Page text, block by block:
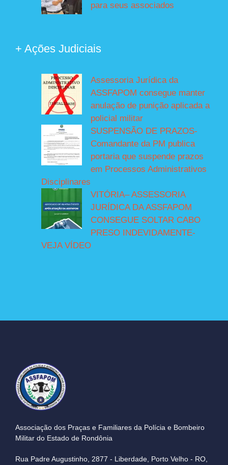
para seus associados
+ Ações Judiciais
Assessoria Jurídica da
ASSFAPOM consegue manter
anulação de punição aplicada a
policial militar
SUSPENSÃO DE PRAZOS-
Comandante da PM publica
portaria que suspende prazos
em Processos Administrativos
Disciplinares
VITÓRIA– ASSESSORIA
JURÍDICA DA ASSFAPOM
CONSEGUE SOLTAR CABO
PRESO INDEVIDAMENTE-
VEJA VÍDEO
Associação dos Praças e Familiares da Polícia e Bombeiro
Militar do Estado de Rondônia
Rua Padre Augustinho, 2877 - Liberdade, Porto Velho - RO,